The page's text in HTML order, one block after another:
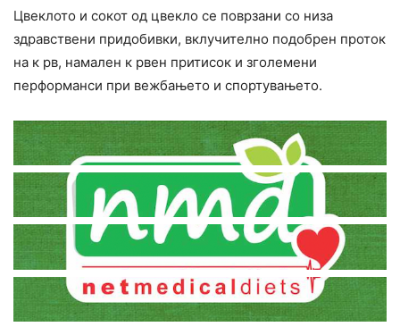
Цвеклото и сокот од цвекло се поврзани со низа
здравствени придобивки, вклучително подобрен проток
на к рв, намален к рвен притисок и зголемени
перформанси при вежбањето и спортувањето.